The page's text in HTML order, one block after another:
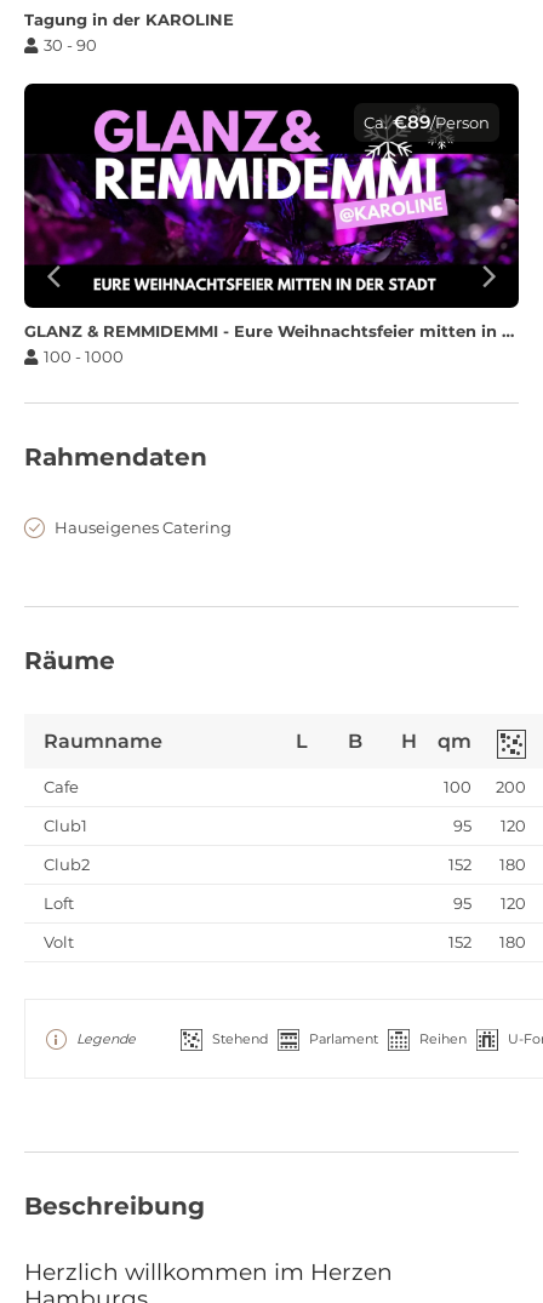
Tagung in der KAROLINE
30 - 90
Ca. €89/Person
GLANZ & REMMIDEMMI - Eure Weihnachtsfeier mitten in der Stadt
100 - 1000
Rahmendaten
Hauseigenes Catering
Räume
Raumname L B H qm
Cafe 100
200
Club1
95
120
Club2
152
180
Loft
95
120
Volt
152 180
Legende Stehend Parlament Reihen U-
Beschreibung
Herzlich willkommen im Herzen